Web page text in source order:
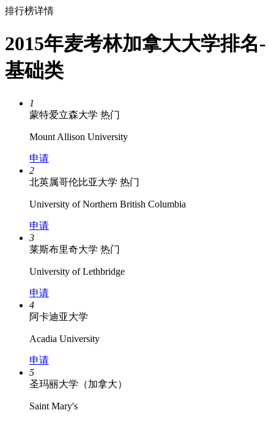
排行榜详情
2015年麦考林加拿大大学排名-
基础类
1
蒙特爱立森大学 热门
Mount Allison University
申请
2
北英属哥伦比亚大学 热门
University of Northern British Columbia
申请
3
莱斯布里奇大学 热门
University of Lethbridge
申请
4
阿卡迪亚大学
Acadia University
申请
5
圣玛丽大学（加拿大）
Saint Mary's